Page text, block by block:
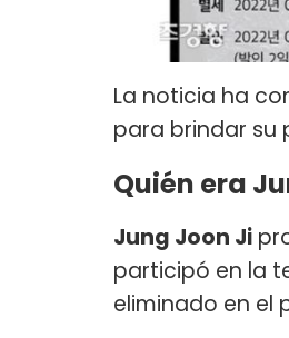
La noticia ha
para brindar su
Quién era
Jung Joon Ji
participó en la
eliminado en el